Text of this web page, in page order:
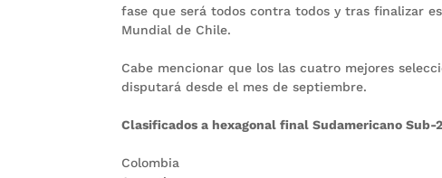
fase que será todos contra todos y tras finalizar
Mundial de Chile.
Cabe mencionar que los las cuatro mejores
disputará desde el mes de septiembre.
Clasificados a hexagonal final Sudamericano Sub-
Colombia